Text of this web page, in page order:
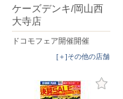
ケーズデンキ/岡山西
大寺店
ドコモフェア開催開催
[＋]その他の店舗